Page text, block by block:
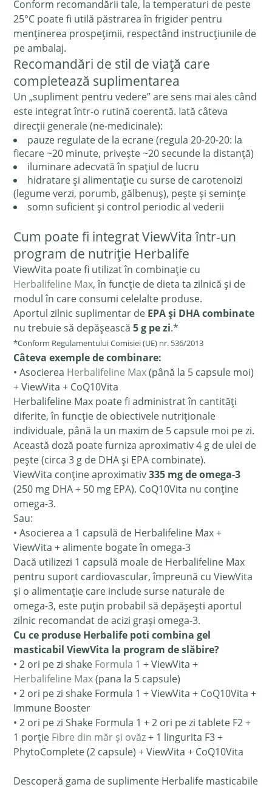
Conform recomandării tale, la temperaturi de peste
25°C poate fi utilă păstrarea în frigider pentru
menținerea prospețimii, respectând instrucțiunile de
pe ambalaj.
Recomandări de stil de viață care
completează suplimentarea
Un „supliment pentru vedere” are sens mai ales când
este integrat într-o rutină coerentă. Iată câteva
direcții generale (ne-medicinale):
pauze regulate de la ecrane (regula 20-20-20: la
fiecare ~20 minute, privește ~20 secunde la distanță)
iluminare adecvată în spațiul de lucru
hidratare și alimentație cu surse de carotenoizi
(legume verzi, porumb, gălbenuș), pește și semințe
somn suficient și control periodic al vederii
Cum poate fi integrat ViewVita într-un
program de nutriție Herbalife
ViewVita poate fi utilizat în combinație cu
Herbalifeline Max, în funcție de dieta ta zilnică și de
modul în care consumi celelalte produse.
Aportul zilnic suplimentar de EPA și DHA combinate
nu trebuie să depășească5 g pe zi.*
*Conform Regulamentului Comisiei (UE) nr. 536/2013
Câteva exemple de combinare:
• Asocierea Herbalifeline Max(până la 5 capsule moi)
+ ViewVita + CoQ10Vita
Herbalifeline Max poate fi administrat în cantități
diferite, în funcție de obiectivele nutriționale
individuale, până la un maxim de 5 capsule moi pe zi.
Această doză poate furniza aproximativ 4 g de ulei de
pește (circa 3 g de DHA și EPA combinate).
ViewVita conține aproximativ335 mg de omega-3
(250 mg DHA + 50 mg EPA). CoQ10Vita nu conține
omega-3.
Sau:
• Asocierea a 1 capsulă de Herbalifeline Max +
ViewVita + alimente bogate în omega-3
Dacă utilizezi 1 capsulă moale de Herbalifeline Max
pentru suport cardiovascular, împreună cu ViewVita
și o alimentație care include surse naturale de
omega-3, este puțin probabil să depășești aportul
zilnic recomandat de acizi grași omega-3.
Cu ce produse Herbalife poti combina gel
masticabil ViewVita la program de slăbire?
• 2 ori pe zi shake Formula 1 + ViewVita +
Herbalifeline Max(pana la 5 capsule)
• 2 ori pe zi shake Formula 1 + ViewVita + CoQ10Vita +
Immune Booster
• 2 ori pe zi Shake Formula 1 + 2 ori pe zi tablete F2 +
1 porție Fibre din măr și ovăz+ 1 lingurita F3 +
PhytoComplete (2 capsule) + ViewVita + CoQ10Vita
Descoperă gama de suplimente Herbalife masticabile